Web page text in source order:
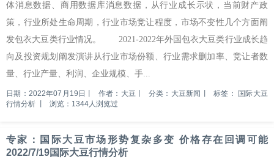
体消息数据、商用数据库消息数据，从行业成长示状，当前财产政
策，行业所处生命周期，行业市场竞让程度，市场不变性几个方面阐
发包衣大豆类行业情况。 2021-2022年外国包衣大豆类行业成长趋
向及投资规划阐发演讲从行业市场份额、行业需求删加率、竞让者数
量、行业产量、利润、企业规模、手...
日期：2022年07月19日 作者：大豆 分类：大豆新闻 标签：
国际大豆
行情分析
浏览：1344人浏览过
专家：国际大豆市场形势复杂多变 价格存在回调可能
2022/7/19国际大豆行情分析